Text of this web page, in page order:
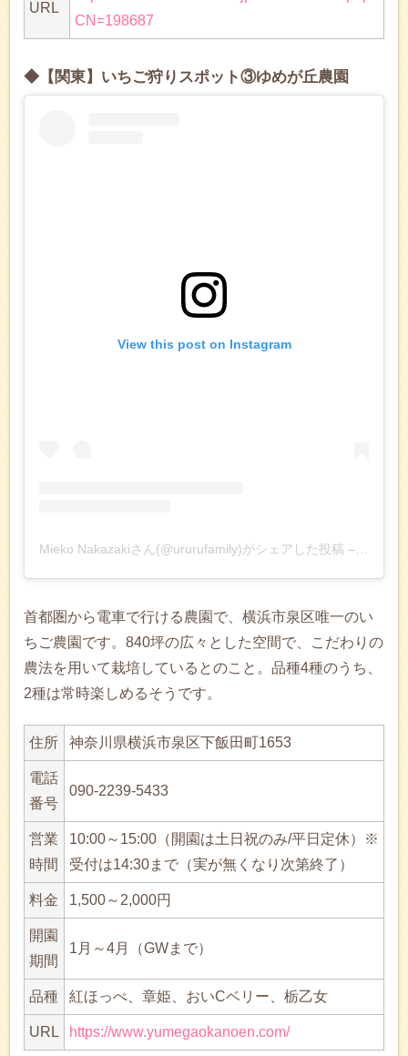
URL
CN=198687
◆【関東】いちご狩りスポット③ゆめが丘農園
View this post on Instagram
Mieko Nakazakiさん(@ururufamily)がシェアした投稿 –
首都圏から電車で行ける農園で、横浜市泉区唯一のい
ちご農園です。840坪の広々とした空間で、こだわりの
農法を用いて栽培しているとのこと。品種4種のうち、
2種は常時楽しめるそうです。
住所 神奈川県横浜市泉区下飯田町1653
電話
番号
090-2239-5433
営業
時間
10:00～15:00（開園は土日祝のみ/平日定休）※
受付は14:30まで（実が無くなり次第終了）
料金 1,500～2,000円
開園
期間
1月～4月（GWまで）
品種 紅ほっぺ、章姫、おいCベリー、栃乙女
URL https://www.yumegaokanoen.com/